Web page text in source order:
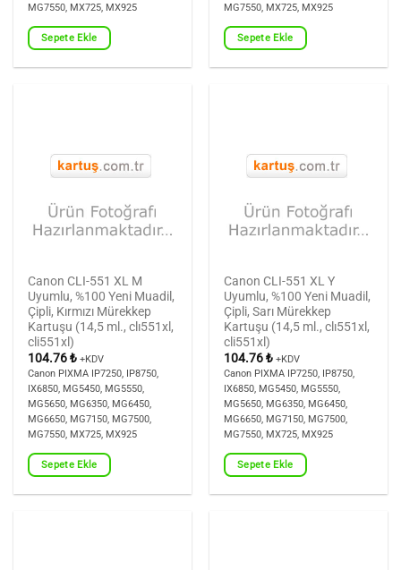
MG7550, MX725, MX925
Sepete Ekle
MG7550, MX725, MX925
Sepete Ekle
Canon CLI-551 XL M
Uyumlu, %100 Yeni Muadil,
Çipli, Kırmızı Mürekkep
Kartuşu (14,5 ml., clı551xl,
cli551xl)
104.76₺ +KDV
Canon PIXMA IP7250, IP8750,
IX6850, MG5450, MG5550,
MG5650, MG6350, MG6450,
MG6650, MG7150, MG7500,
MG7550, MX725, MX925
Sepete Ekle
Canon CLI-551 XL Y
Uyumlu, %100 Yeni Muadil,
Çipli, Sarı Mürekkep
Kartuşu (14,5 ml., clı551xl,
cli551xl)
104.76₺ +KDV
Canon PIXMA IP7250, IP8750,
IX6850, MG5450, MG5550,
MG5650, MG6350, MG6450,
MG6650, MG7150, MG7500,
MG7550, MX725, MX925
Sepete Ekle